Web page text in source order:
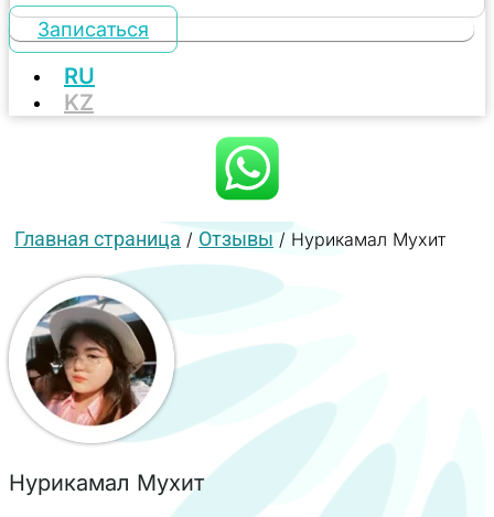
Записаться
RU
KZ
Главная страница / Отзывы / Нурикамал Мухит
Нурикамал Мухит